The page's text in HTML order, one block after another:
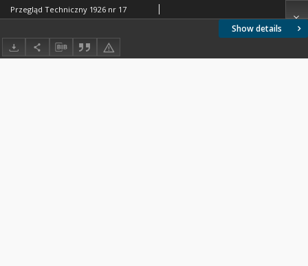
Show details
Przegląd Techniczny 1926 nr 17